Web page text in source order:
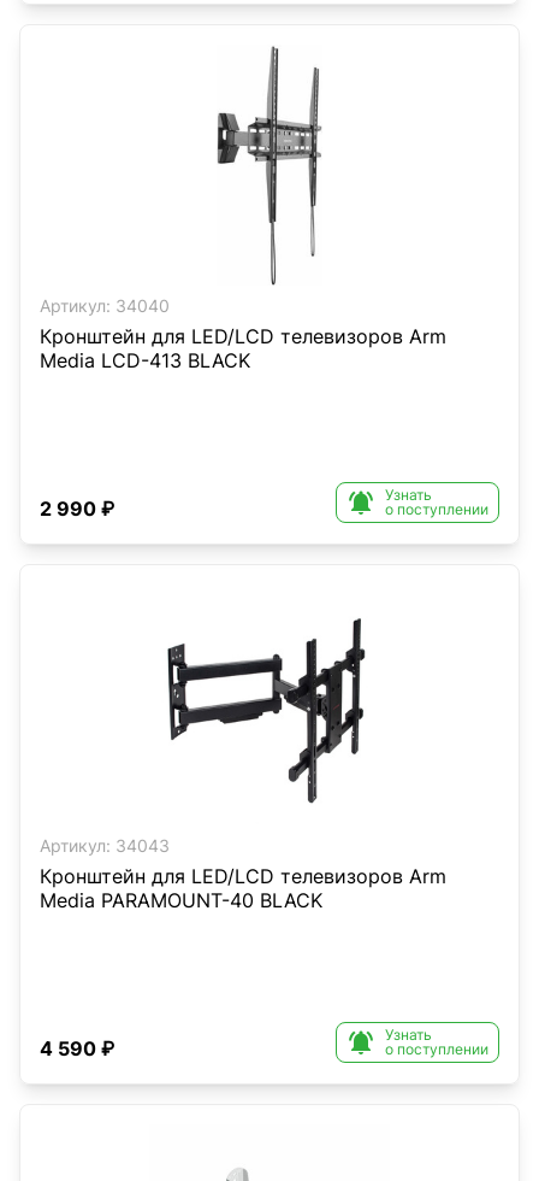
Артикул: 34040
Кронштейн для LED/LCD телевизоров Arm
Media LCD-413 BLACK
2 990 ₽ 
Узнать
о поступлении
Артикул: 34043
Кронштейн для LED/LCD телевизоров Arm
Media PARAMOUNT-40 BLACK
4 590 ₽ 
Узнать
о поступлении